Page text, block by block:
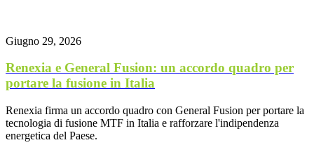
Giugno 29, 2026
Renexia e General Fusion: un accordo quadro per
portare la fusione in Italia
Renexia firma un accordo quadro con General Fusion per portare la
tecnologia di fusione MTF in Italia e rafforzare l'indipendenza
energetica del Paese.